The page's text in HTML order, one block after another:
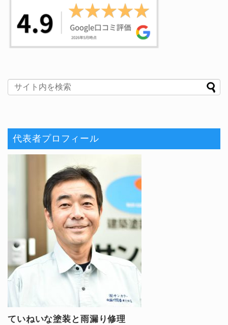
代表者プロフィール
ていねいな塗装と雨漏り修理